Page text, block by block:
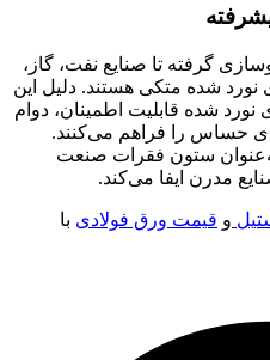
گرفته تا صنایع نفت، گاز،
نورد شده متکی هستند. دلیل این
شده قابلیت اطمینان، دوام
حساس را فراهم می‌کنند.
ستون فقرات صنعت
مدرن ایفا می‌کند.
و قیمت ورق فولادی با